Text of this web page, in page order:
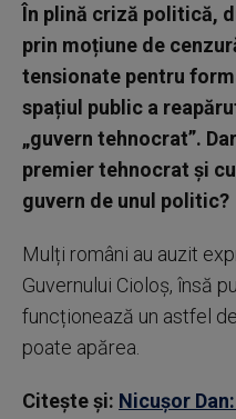
În plină criză politică,
prin moțiune de
tensionate pentru
spațiul public a
„guvern tehnocrat”.
premier tehnocrat și
guvern de unul politic?
Mulți români au auzit
Guvernului Cioloș, însă
funcționează un astfel
poate apărea.
Citește și: Nicuşor